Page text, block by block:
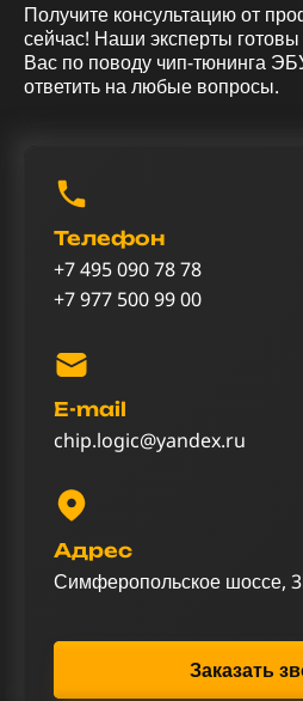
Получите консультацию от
сейчас! Наши эксперты готовы
Вас по поводу чип-тюнинга
ответить на любые вопросы.
Телефон
+7 495 090 78 78
+7 977 500 99 00
E-mail
chip.logic@yandex.ru
Адрес
Симферопольское шоссе,
Заказать